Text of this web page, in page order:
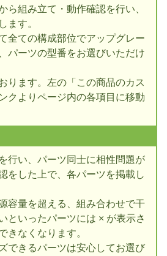
ら組み立て・動作確認を行い、
ます。
全ての構成部位でアップグレー
パーツの型番をお選びいただけ
ります。左の「この商品のカス
クよりページ内の各項目に移動
行い、パーツ同士に相性問題が
をした上で、各パーツを掲載し
容量を超える、組み合わせで干
といったパーツには × が表示さ
きなくなります。
できるパーツは安心してお選び